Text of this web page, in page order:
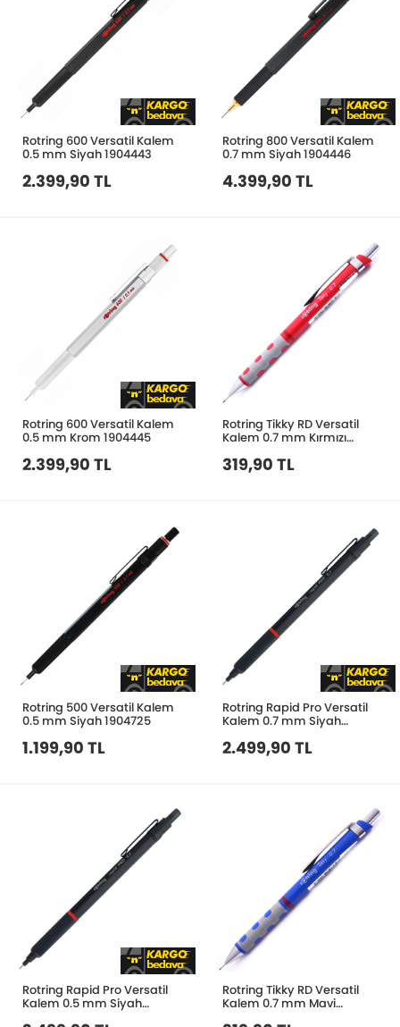
Rotring 600 Versatil Kalem
0.5 mm Siyah 1904443
2.399,90 TL
Rotring 800 Versatil Kalem
0.7 mm Siyah 1904446
4.399,90 TL
Rotring 600 Versatil Kalem
0.5 mm Krom 1904445
2.399,90 TL
Rotring Tikky RD Versatil
Kalem 0.7 mm Kırmızı
319,90 TL
Rotring 500 Versatil Kalem
0.5 mm Siyah 1904725
1.199,90 TL
Rotring Rapid Pro Versatil
Kalem 0.7 mm Siyah
2.499,90 TL
Rotring Rapid Pro Versatil
Kalem 0.5 mm Siyah
Rotring Tikky RD Versatil
Kalem 0.7 mm Mavi